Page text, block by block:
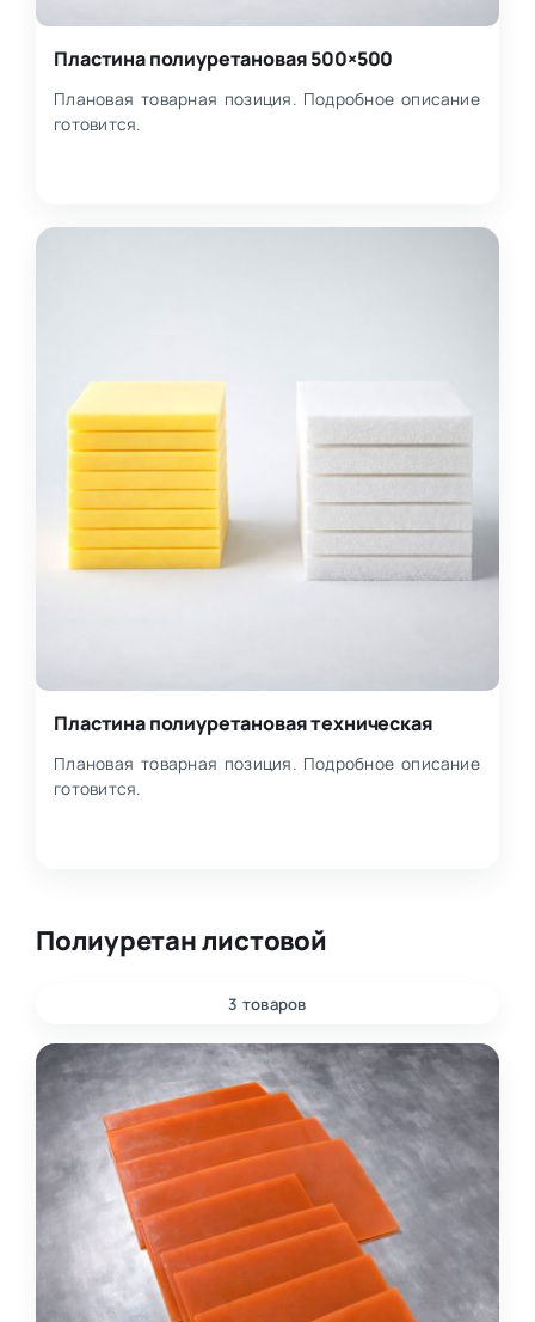
Пластина полиуретановая 500×500
Плановая товарная позиция. Подробное описание
готовится.
Пластина полиуретановая техническая
Плановая товарная позиция. Подробное описание
готовится.
Полиуретан листовой
3 товаров